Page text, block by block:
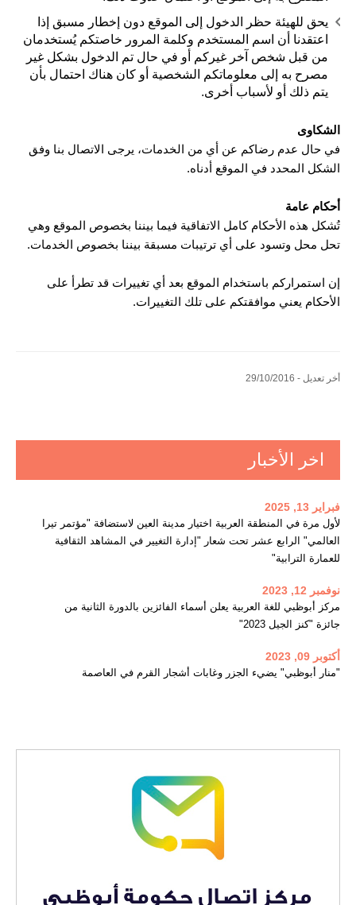
يحق للهيئة حظر الدخول إلى الموقع دون إخطار مسبق إذا
اعتقدنا أن اسم المستخدم وكلمة المرور خاصتكم يُستخدمان
من قبل شخص آخر غيركم أو في حال تم الدخول بشكل غير
مصرح به إلى معلوماتكم الشخصية أو كان هناك احتمال بأن
يتم ذلك أو لأسباب أخرى.
الشكاوى
في حال عدم رضاكم عن أي من الخدمات، يرجى الاتصال بنا وفق
الشكل المحدد في الموقع أدناه.
أحكام عامة
تُشكل هذه الأحكام كامل الاتفاقية فيما بيننا بخصوص الموقع وهي
تحل محل وتسود على أي ترتيبات مسبقة بيننا بخصوص الخدمات.
إن استمراركم باستخدام الموقع بعد أي تغييرات قد تطرأ على
الأحكام يعني موافقتكم على تلك التغييرات.
أخر تعديل - 29/10/2016
اخر الأخبار
فبراير 13, 2025
لأول مرة في المنطقة العربية اختيار مدينة العين لاستضافة "مؤتمر تيرا
العالمي" الرابع عشر تحت شعار "إدارة التغيير في المشاهد الثقافية
للعمارة الترابية"
نوفمبر 12, 2023
مركز أبوظبي للغة العربية يعلن أسماء الفائزين بالدورة الثانية من
جائزة "كنز الجيل 2023"
أكتوبر 09, 2023
"منار أبوظبي" يضيء الجزر وغابات أشجار القرم في العاصمة